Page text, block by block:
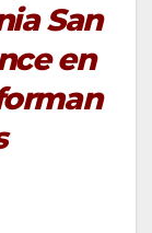
San
en